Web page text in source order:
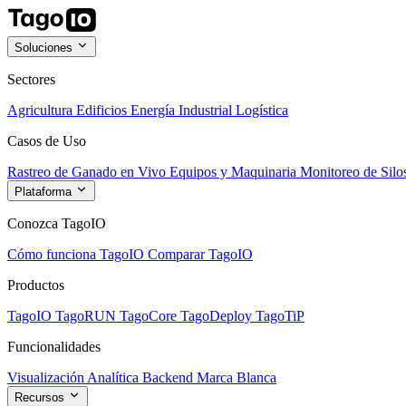
Soluciones
Sectores
Agricultura Edificios Energía Industrial Logística
Casos de Uso
Rastreo de Ganado en Vivo Equipos y Maquinaria Monitoreo de
Plataforma
Conozca TagoIO
Cómo funciona TagoIO Comparar TagoIO
Productos
TagoIO TagoRUN TagoCore TagoDeploy TagoTiP
Funcionalidades
Visualización Analítica Backend Marca Blanca
Recursos